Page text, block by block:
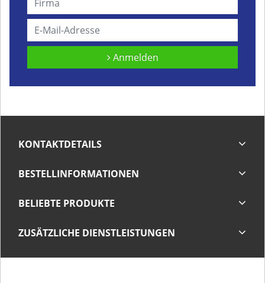
Anmelden
KONTAKTDETAILS
BESTELLINFORMATIONEN
BELIEBTE PRODUKTE
ZUSÄTZLICHE DIENSTLEISTUNGEN